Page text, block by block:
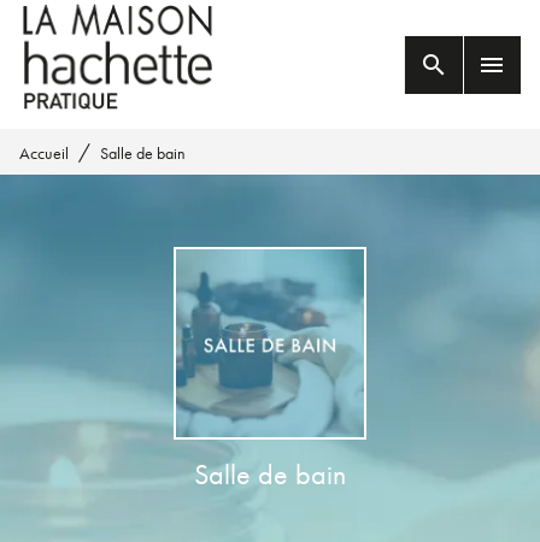
MENU RECHERCHE
PIED DE PAGE
search menu
Accueil / Salle de bain
Salle de bain